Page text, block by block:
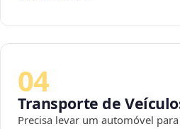
04
Transporte de
Precisa levar um automóvel